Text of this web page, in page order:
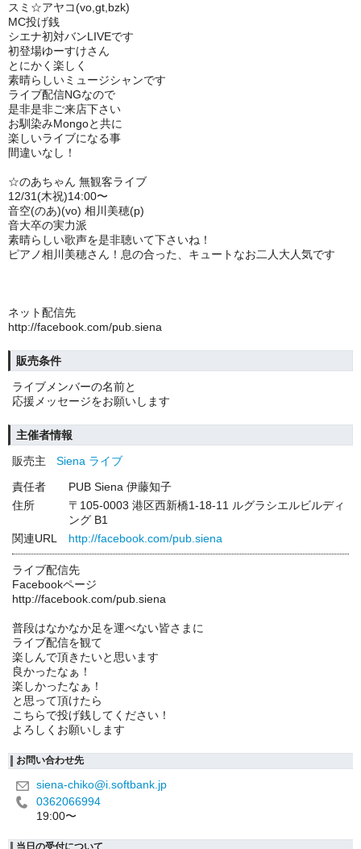
スミ☆アヤコ(vo,gt,bzk)
MC投げ銭
シエナ初対バンLIVEです
初登場ゆーすけさん
とにかく楽しく
素晴らしいミュージシャンです
ライブ配信NGなので
是非是非ご来店下さい
お馴染みMongoと共に
楽しいライブになる事
間違いなし！
☆のあちゃん 無観客ライブ
12/31(木祝)14:00〜
音空(のあ)(vo) 相川美穂(p)
音大卒の実力派
素晴らしい歌声を是非聴いて下さいね！
ピアノ相川美穂さん！息の合った、キュートなお二人大人気です
ネット配信先
http://facebook.com/pub.siena
販売条件
ライブメンバーの名前と
応援メッセージをお願いします
主催者情報
販売主
Siena ライブ
責任者
PUB Siena 伊藤知子
住所
〒105-0003 港区西新橋1-18-11 ルグラシエルビルディ
ング B1
関連URL
http://facebook.com/pub.siena
ライブ配信先
Facebookページ
http://facebook.com/pub.siena
普段はなかなか足を運べない皆さまに
ライブ配信を観て
楽しんで頂きたいと思います
良かったなぁ！
楽しかったなぁ！
と思って頂けたら
こちらで投げ銭してください！
よろしくお願いします
お問い合わせ先
siena-chiko@i.softbank.jp
0362066994
19:00〜
当日の受付について